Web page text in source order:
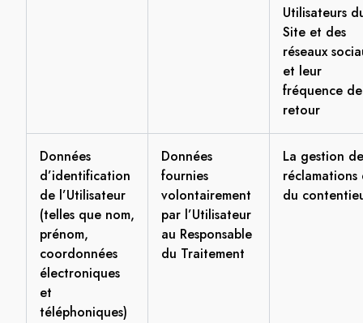
Utilisateurs
Site et des
réseaux
et leur
fréquence de
retour
Données
d’identification
de l’Utilisateur
(telles que nom,
prénom,
coordonnées
électroniques
et
téléphoniques)
Données
fournies
volontairement
par l’Utilisateur
au Responsable
du Traitement
La gestion
réclamations
du